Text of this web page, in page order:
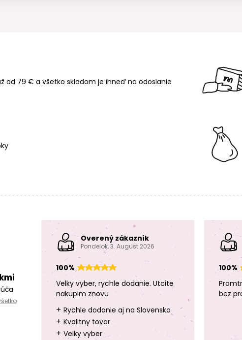
od 79 € a všetko skladom je ihneď na odoslanie
Overený zákazník
Pondelok, 3. August 2026
100%
Velky vyber, rychle dodanie. Utcite
nakupim znovu
+ Rychle dodanie aj na Slovensko
+ Kvalitny tovar
+ Velky vyber
100%
bez